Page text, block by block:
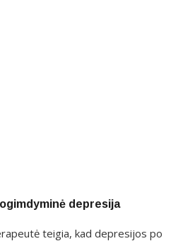
depresija
teigia, kad depresijos po